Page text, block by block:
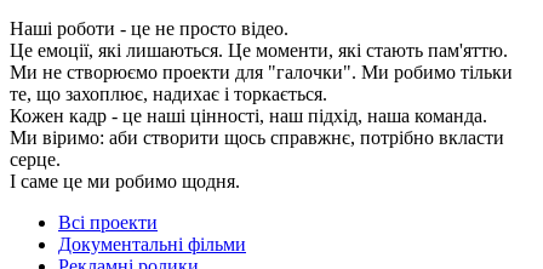
Наші роботи - це не просто відео.
Це емоції, які лишаються. Це моменти, які стають пам'яттю.
Ми не створюємо проекти для "галочки". Ми робимо тільки
те, що захоплює, надихає і торкається.
Кожен кадр - це наші цінності, наш підхід, наша команда.
Ми віримо: аби створити щось справжнє, потрібно вкласти
серце.
І саме це ми робимо щодня.
Всі проекти
Документальні фільми